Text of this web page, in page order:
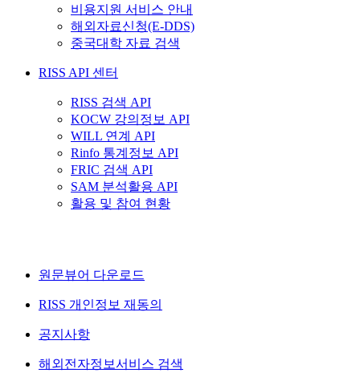
비용지원 서비스 안내
해외자료신청(E-DDS)
중국대학 자료 검색
RISS API 센터
RISS 검색 API
KOCW 강의정보 API
WILL 연계 API
Rinfo 통계정보 API
FRIC 검색 API
SAM 분석활용 API
활용 및 참여 현황
원문뷰어 다운로드
RISS 개인정보 재동의
공지사항
해외전자정보서비스 검색